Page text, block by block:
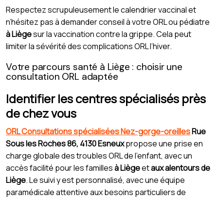
Respectez scrupuleusement le calendrier vaccinal et
n’hésitez pas à demander conseil à votre ORL ou pédiatre
à Liègesur la vaccination contre la grippe. Cela peut
limiter la sévérité des complications ORL l’hiver.
Votre parcours santé à Liège : choisir une
consultation ORL adaptée
Identifier les centres spécialisés près
de chez vous
ORL Consultations spécialisées Nez-gorge-oreillesRue
Sous les Roches 86, 4130 Esneuxpropose une prise en
charge globale des troubles ORL de l’enfant, avec un
accès facilité pour les famillesà Liègeetaux alentours de
Liège. Le suivi y est personnalisé, avec une équipe
paramédicale attentive aux besoins particuliers de